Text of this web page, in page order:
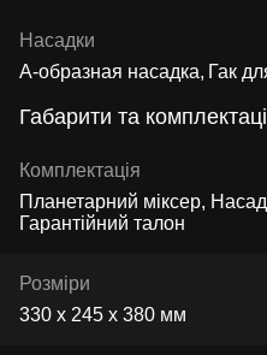
Насадки
А-образная насадка Гак
Габарити та
Комплектація
Планетарний міксер,
Гарантійний талон
Розміри
330 х 245 х 380 мм